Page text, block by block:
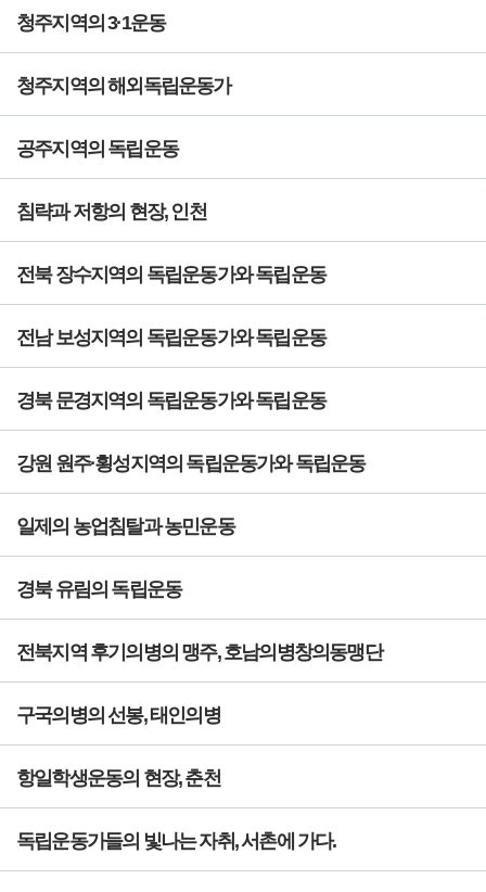
청주지역의 3·1운동
청주지역의 해외독립운동가
공주지역의 독립운동
침략과 저항의 현장, 인천
전북 장수지역의 독립운동가와 독립운동
전남 보성지역의 독립운동가와 독립운동
경북 문경지역의 독립운동가와 독립운동
강원 원주·횡성지역의 독립운동가와 독립운동
일제의 농업침탈과 농민운동
경북 유림의 독립운동
전북지역 후기의병의 맹주, 호남의병창의동맹단
구국의병의 선봉, 태인의병
항일학생운동의 현장, 춘천
독립운동가들의 빛나는 자취, 서촌에 가다.